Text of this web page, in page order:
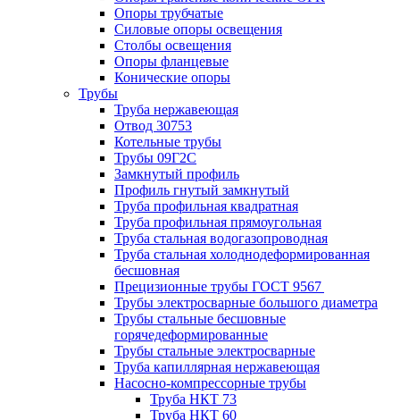
Опоры трубчатые
Силовые опоры освещения
Столбы освещения
Опоры фланцевые
Конические опоры
Трубы
Труба нержавеющая
Отвод 30753
Котельные трубы
Трубы 09Г2С
Замкнутый профиль
Профиль гнутый замкнутый
Труба профильная квадратная
Труба профильная прямоугольная
Труба стальная водогазопроводная
Труба стальная холоднодеформированная
бесшовная
Прецизионные трубы ГОСТ 9567
Трубы электросварные большого диаметра
Трубы стальные бесшовные
горячедеформированные
Трубы стальные электросварные
Труба капиллярная нержавеющая
Насосно-компрессорные трубы
Труба НКТ 73
Труба НКТ 60